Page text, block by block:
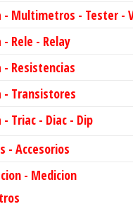
- Multimetros - Tester -
Rele - Relay
- Resistencias
- Transistores
Triac - Diac - Dip
- Accesorios
- Medicion